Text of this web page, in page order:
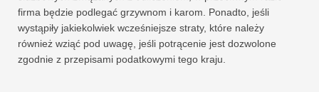
firma będzie podlegać grzywnom i karom. Ponadto, jeśli
wystąpiły jakiekolwiek wcześniejsze straty, które należy
również wziąć pod uwagę, jeśli potrącenie jest dozwolone
zgodnie z przepisami podatkowymi tego kraju.